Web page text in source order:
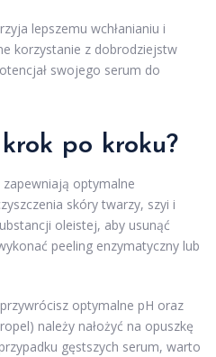
lepszemu wchłanianiu i
korzystanie z dobrodziejstw
swojego serum do
po kroku?
optymalne
skóry twarzy, szyi i
oleistej, aby usunąć
peeling enzymatyczny lub
optymalne pH oraz
należy nałożyć na opuszkę
gęstszych serum, warto